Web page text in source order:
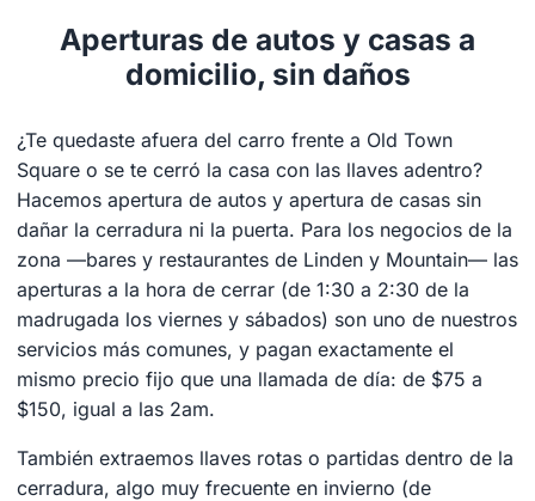
Aperturas de autos y casas a
domicilio, sin daños
¿Te quedaste afuera del carro frente a Old Town
Square o se te cerró la casa con las llaves adentro?
Hacemos apertura de autos y apertura de casas sin
dañar la cerradura ni la puerta. Para los negocios de la
zona —bares y restaurantes de Linden y Mountain— las
aperturas a la hora de cerrar (de 1:30 a 2:30 de la
madrugada los viernes y sábados) son uno de nuestros
servicios más comunes, y pagan exactamente el
mismo precio fijo que una llamada de día: de $75 a
$150, igual a las 2am.
También extraemos llaves rotas o partidas dentro de la
cerradura, algo muy frecuente en invierno (de